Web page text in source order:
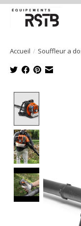
Accueil / Souffleur a